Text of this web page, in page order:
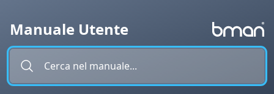
Manuale Utente